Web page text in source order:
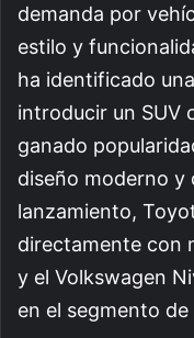
demanda por
estilo y
ha identificado
introducir un SUV
ganado
diseño moderno y
lanzamiento,
directamente con
y el Volkswagen
en el segmento